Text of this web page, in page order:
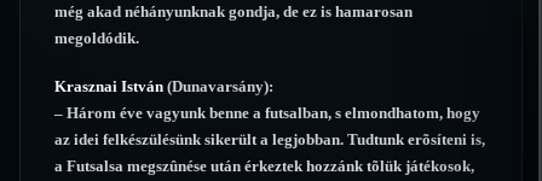
még akad néhányunknak gondja, de ez is hamarosan
megoldódik.
Krasznai István (Dunavarsány):
– Három éve vagyunk benne a futsalban, s elmondhatom, hogy
az idei felkészülésünk sikerült a legjobban. Tudtunk erõsíteni is,
a Futsalsa megszûnése után érkeztek hozzánk tõlük játékosok,